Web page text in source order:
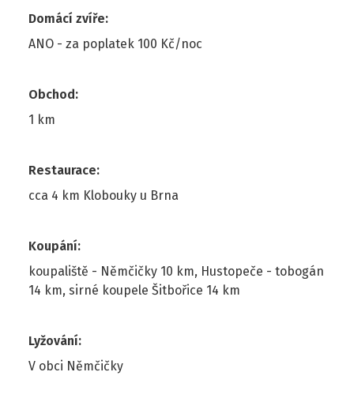
Domácí zvíře:
ANO - za poplatek 100 Kč/noc
Obchod:
1 km
Restaurace:
cca 4 km Klobouky u Brna
Koupání:
koupaliště - Němčičky 10 km, Hustopeče - tobogán
14 km, sirné koupele Šitbořice 14 km
Lyžování:
V obci Němčičky